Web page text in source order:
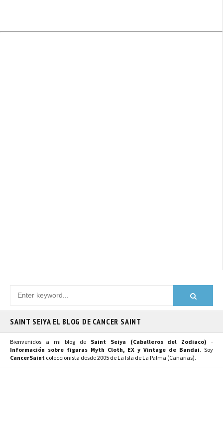
SAINT SEIYA EL BLOG DE CANCER SAINT
Bienvenidos a mi blog de Saint Seiya (Caballeros del Zodiaco) -
Información sobre figuras Myth Cloth, EX y Vintage de Bandai. Soy
CancerSaint coleccionista desde 2005 de La Isla de La Palma (Canarias).